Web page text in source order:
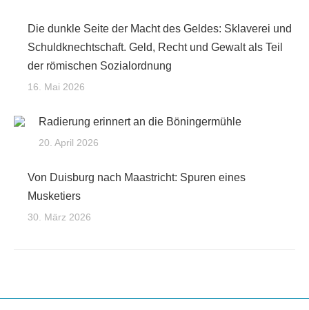
Die dunkle Seite der Macht des Geldes: Sklaverei und
Schuldknechtschaft. Geld, Recht und Gewalt als Teil
der römischen Sozialordnung
16. Mai 2026
Radierung erinnert an die Böningermühle
20. April 2026
Von Duisburg nach Maastricht: Spuren eines
Musketiers
30. März 2026